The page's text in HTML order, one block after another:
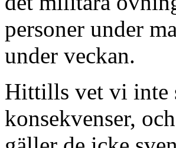
personer under
under veckan.
Hittills vet vi inte
konsekvenser,